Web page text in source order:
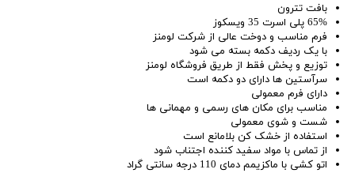
بافت تترون
65% پلی اسرت 35 ویسکوز
فرم مناسب و دوخت عالی از شرکت لومنز
با یک ردیف دکمه بسته می شود
توزیع و پخش فقط از طریق فروشگاه لومنز
سرآستین ها دارای دو دکمه است
دارای فرم معمولی
مناسب برای مکان های رسمی و مهمانی ها
شست و شوی معمولی
استفاده از خشک کن بلامانع است
از تماس با مواد سفید کننده اجتناب شود
اتو کشی با ماکزیمم دمای 110 درجه سانتی گراد